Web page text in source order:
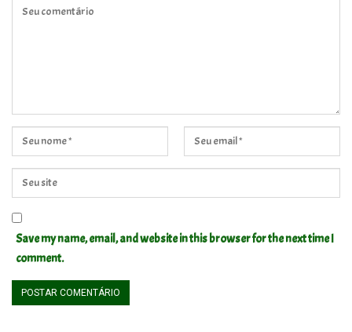
Save my name, email, and website in this browser for the next time I
comment.